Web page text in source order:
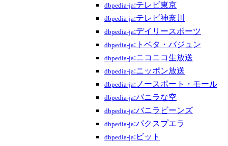
dbpedia-ja:テレビ東京
dbpedia-ja:テレビ神奈川
dbpedia-ja:デイリースポーツ
dbpedia-ja:トベタ・バジュン
dbpedia-ja:ニコニコ生放送
dbpedia-ja:ニッポン放送
dbpedia-ja:ノースポート・モール
dbpedia-ja:バニラな空
dbpedia-ja:バニラビーンズ
dbpedia-ja:パクスプエラ
dbpedia-ja:ビット